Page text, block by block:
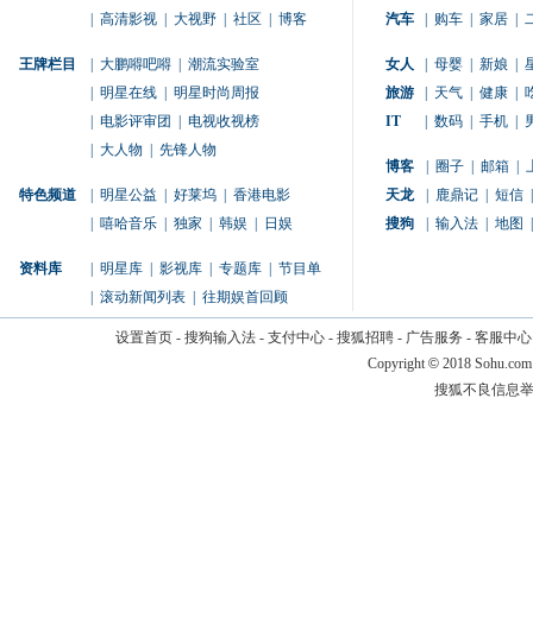
高清影视 大视野 社区 博客
王牌栏目 大鹏嘚吧嘚
潮流实验室
明星在线
明星时尚周报
电影评审团
电视收视榜
大人物 先锋人物
特色频道 明星公益 好莱坞
香港电影
嘻哈音乐 独家 韩娱 日娱
资料库 明星库 影视库 专题库
节目单
滚动新闻列表 往期娱首回顾
汽车
购车 家居
女人 母婴 新娘
旅游
天气 健康
IT
数码 手机
博客 圈子 邮箱
天龙
鹿鼎记 短信
搜狗
输入法 地图
设置首页- 搜狗输入法- 支付中心- 搜狐招聘- 广告服务 - 客服中心
Copyright © 2018
搜狐不良信息